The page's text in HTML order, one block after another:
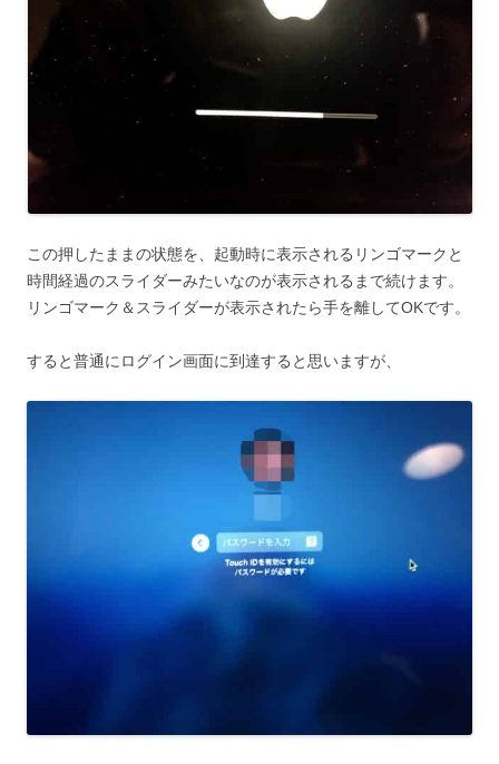
この押したままの状態を、起動時に表示されるリンゴマークと
時間経過のスライダーみたいなのが表示されるまで続けます。
リンゴマーク＆スライダーが表示されたら手を離してOKです。
すると普通にログイン画面に到達すると思いますが、